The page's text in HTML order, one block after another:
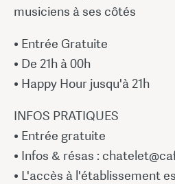
musiciens à ses côtés
• Entrée Gratuite
• De 21h à 00h
• Happy Hour jusqu'à 21h
INFOS PRATIQUES
️• Entrée gratuite
• Infos & résas :
• L'accès à l'établissement